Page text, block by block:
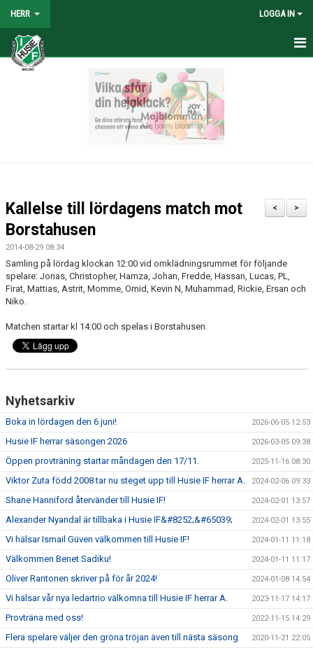
HERR LOGGA IN
HEM
MATCHER
BILDGALLERI
KONTAKT
>
<
Kallelse till lördagens match mot
Borstahusen
2014-08-29 08:34
Samling på lördag klockan 12:00 vid omklädningsrummet för följande
spelare: Jonas, Christopher, Hamza, Johan, Fredde, Hassan, Lucas, PL,
Firat, Mattias, Astrit, Momme, Omid, Kevin N, Muhammad, Rickie, Ersan och
Niko.
Matchen startar kl 14:00 och spelas i Borstahusen.
Nyhetsarkiv
Boka in lördagen den 6 juni! 2026-06-05 12:53
Husie IF herrar säsongen 2026 2026-03-05 09:38
Öppen provträning startar måndagen den 17/11. 2025-11-16 08:30
Viktor Zuta född 2008 tar nu steget upp till Husie IF herrar A. 2024-02-06 09:33
Shane Hanniford återvänder till Husie IF! 2024-02-01 13:57
Alexander Nyandal är tillbaka i Husie IF&#8252;&#65039; 2024-02-01 13:55
Vi hälsar Ismail Güven välkommen till Husie IF! 2024-01-11 11:18
Välkommen Benet Sadiku! 2024-01-11 11:17
Oliver Rantonen skriver på för år 2024! 2024-01-08 14:54
Vi hälsar vår nya ledartrio välkomna till Husie IF herrar A. 2023-11-17 14:17
Provträna med oss! 2022-11-15 14:29
Flera spelare väljer den gröna tröjan även till nästa säsong 2020-11-21 22:05